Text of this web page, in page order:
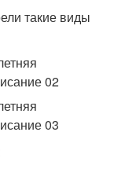
такие виды